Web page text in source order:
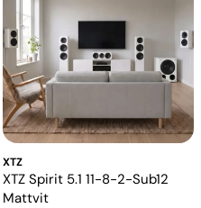
XTZ
XTZ Spirit 5.1 11-8-2-Sub12
Mattvit